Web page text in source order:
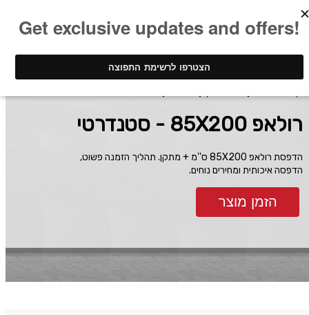
רולאפ 85X200 - סטנדרטי
הדפסת רולאפ 85X200 ס''מ + מתקן. תהליך הזמנה פשוט,
הדפסה איכותית ומחירים נוחים.
הזמן מוצר